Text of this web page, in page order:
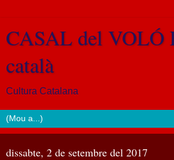
CASAL del VOLÓ
català
Cultura Catalana
dissabte, 2 de setembre del 2017